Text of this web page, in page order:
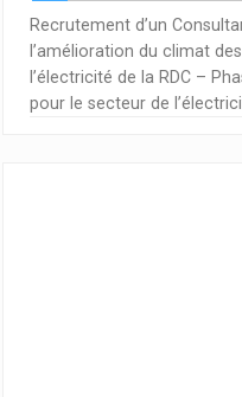
Recrutement d’un
l’amélioration du climat
l’électricité de la RDC –
pour le secteur de